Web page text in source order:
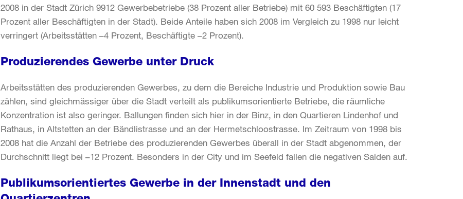
2008 in der Stadt Zürich 9912 Gewerbebetriebe (38 Prozent aller Betriebe) mit 60 593 Beschäftigten (17
Prozent aller Beschäftigten in der Stadt). Beide Anteile haben sich 2008 im Vergleich zu 1998 nur leicht
verringert (Arbeitsstätten –4 Prozent, Beschäftigte –2 Prozent).
Produzierendes Gewerbe unter Druck
Arbeitsstätten des produzierenden Gewerbes, zu dem die Bereiche Industrie und Produktion sowie Bau
zählen, sind gleichmässiger über die Stadt verteilt als publikumsorientierte Betriebe, die räumliche
Konzentration ist also geringer. Ballungen finden sich hier in der Binz, in den Quartieren Lindenhof und
Rathaus, in Altstetten an der Bändlistrasse und an der Hermetschloostrasse. Im Zeitraum von 1998 bis
2008 hat die Anzahl der Betriebe des produzierenden Gewerbes überall in der Stadt abgenommen, der
Durchschnitt liegt bei –12 Prozent. Besonders in der City und im Seefeld fallen die negativen Salden auf.
Publikumsorientiertes Gewerbe in der Innenstadt und den